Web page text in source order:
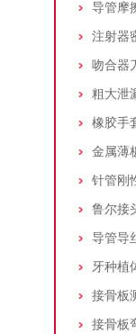
导管摩
注射器
吻合器
粗大泄
橡胶手
金属薄
针管刚
鲁尔接
导管导
牙种植
接骨板
接骨板